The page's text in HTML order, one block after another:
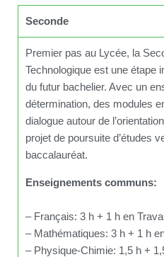
Seconde
Premier pas au Lycée, la
Technologique est une étape
du futur bachelier. Avec un
détermination, des modules
dialogue autour de
projet de poursuite d’études
baccalauréat.
Enseignements communs:
– Français: 3 h + 1 h en
– Mathématiques: 3 h + 1 h
– Physique-Chimie: 1,5 h +